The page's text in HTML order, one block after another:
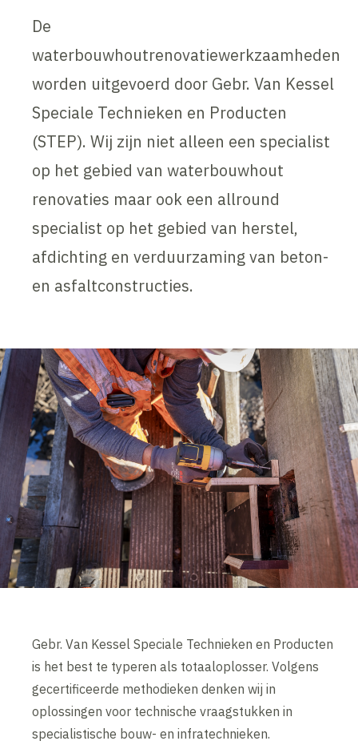
De
waterbouwhoutrenovatiewerkzaamheden
worden uitgevoerd door Gebr. Van Kessel
Speciale Technieken en Producten
(STEP). Wij zijn niet alleen een specialist
op het gebied van waterbouwhout
renovaties maar ook een allround
specialist op het gebied van herstel,
afdichting en verduurzaming van beton-
en asfaltconstructies.
Gebr. Van Kessel Speciale Technieken en Producten
is het best te typeren als totaaloplosser. Volgens
gecertificeerde methodieken denken wij in
oplossingen voor technische vraagstukken in
specialistische bouw- en infratechnieken.